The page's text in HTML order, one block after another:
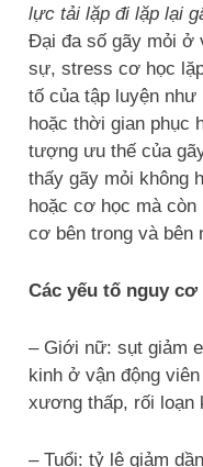
lực tải lặp đi lặp lại
Đại đa số gãy mỏi ở
sự, stress cơ học
tố của tập luyện
hoặc thời gian phục
tượng ưu thế của
thấy gãy mỏi không
hoặc cơ học mà
cơ bên trong và bên
Các yếu tố nguy
– Giới nữ: sụt giảm
kinh ở vận động
xương thấp, rối loạn
– Tuổi: tỷ lệ giảm